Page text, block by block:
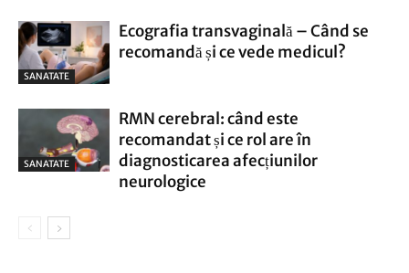
SANATATE
Ecografia transvaginală – Când se
recomandă și ce vede medicul?
SANATATE
RMN cerebral: când este
recomandat și ce rol are în
diagnosticarea afecțiunilor
neurologice